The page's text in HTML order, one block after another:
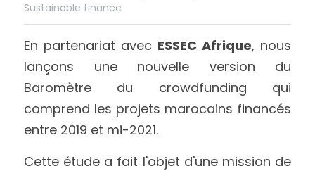
Portfolio
Français
Français
Sustainable finance
En partenariat avec ESSEC Afrique, nous
lançons une nouvelle version du
Baromètre du crowdfunding qui
comprend les projets marocains financés
entre 2019 et mi-2021.
Cette étude a fait l'objet d'une mission de